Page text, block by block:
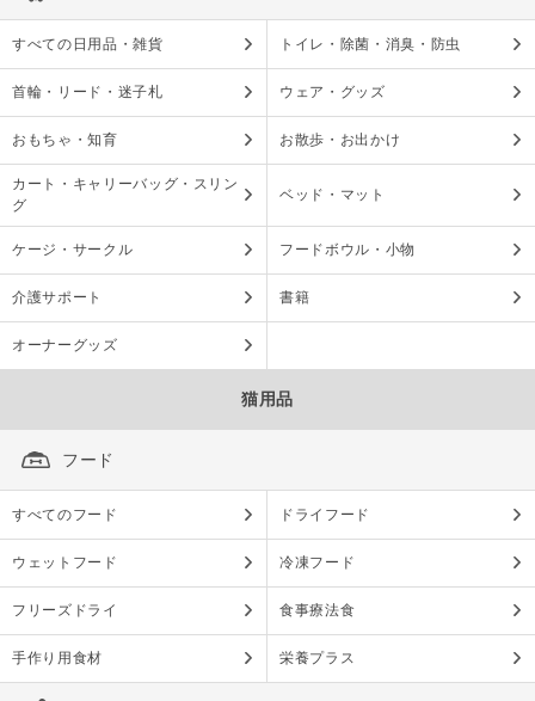
すべての日用品・雑貨 トイレ・除菌・消臭・防虫
首輪・リード・迷子札 ウェア・グッズ
おもちゃ・知育 お散歩・お出かけ
カート・キャリーバッグ・スリン
グ
ベッド・マット
ケージ・サークル フードボウル・小物
介護サポート 書籍
オーナーグッズ
猫用品
フード
すべてのフード ドライフード
ウェットフード 冷凍フード
フリーズドライ 食事療法食
手作り用食材 栄養プラス